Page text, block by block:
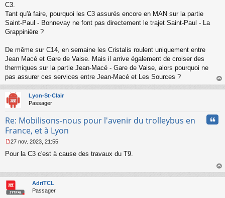
s
s
a
g
e
o
n
u
C3.
Tant qu'à faire, pourquoi les C3 assurés encore en MAN sur la partie
Saint-Paul - Bonnevay ne font pas directement le trajet Saint-Paul - La
Grappinière ?
De même sur C14, en semaine les Cristalis roulent uniquement entre
Jean Macé et Gare de Vaise. Mais il arrive également de croiser des
thermiques sur la partie Jean-Macé - Gare de Vaise, alors pourquoi ne
pas assurer ces services entre Jean-Macé et Les Sources ?
au
Lyon-St-Clair
Passager
Re: Mobilisons-nous pour l'avenir du trolleybus en
France, et à Lyon
e
a
g
e
27 nov. 2023, 21:55
Pour la C3 c'est à cause des travaux du T9.
au
AdriTCL
Passager